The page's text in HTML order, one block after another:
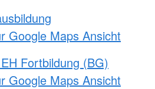
Google Maps Ansicht
Fortbildung (BG)
Google Maps Ansicht